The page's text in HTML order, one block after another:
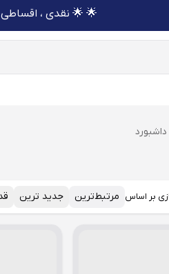
🌟 🌟 نقدی ، اقساطی
بر اساس مرتبط‌ترین جدید ترین